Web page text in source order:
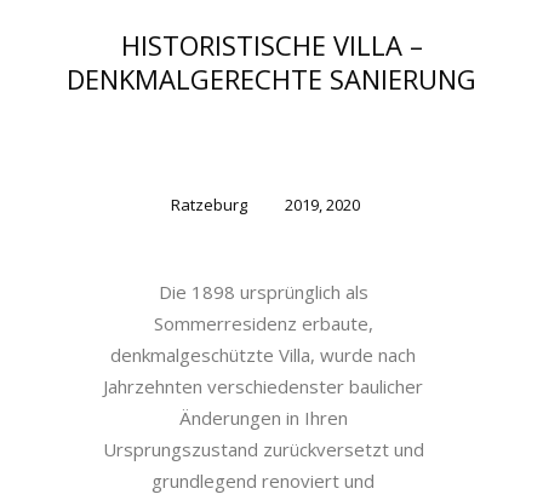
HISTORISTISCHE VILLA –
DENKMALGERECHTE SANIERUNG
Ratzeburg 2019, 2020
Die 1898 ursprünglich als
Sommerresidenz erbaute,
denkmalgeschützte Villa, wurde nach
Jahrzehnten verschiedenster baulicher
Änderungen in Ihren
Ursprungszustand zurückversetzt und
grundlegend renoviert und